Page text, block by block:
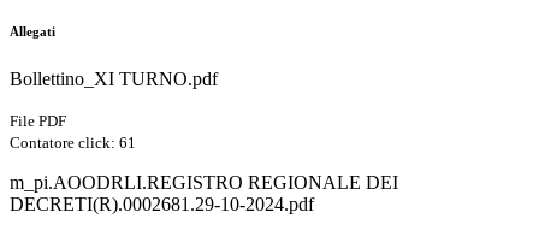
Allegati
Bollettino_XI TURNO.pdf
File PDF
Contatore click: 61
m_pi.AOODRLI.REGISTRO REGIONALE DEI
DECRETI(R).0002681.29-10-2024.pdf